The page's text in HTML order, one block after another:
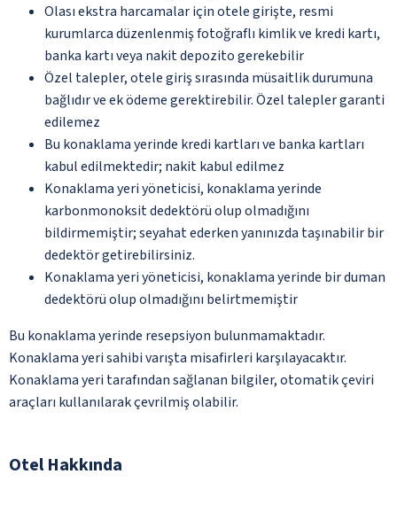
Olası ekstra harcamalar için otele girişte, resmi
kurumlarca düzenlenmiş fotoğraflı kimlik ve kredi kartı,
banka kartı veya nakit depozito gerekebilir
Özel talepler, otele giriş sırasında müsaitlik durumuna
bağlıdır ve ek ödeme gerektirebilir. Özel talepler garanti
edilemez
Bu konaklama yerinde kredi kartları ve banka kartları
kabul edilmektedir; nakit kabul edilmez
Konaklama yeri yöneticisi, konaklama yerinde
karbonmonoksit dedektörü olup olmadığını
bildirmemiştir; seyahat ederken yanınızda taşınabilir bir
dedektör getirebilirsiniz.
Konaklama yeri yöneticisi, konaklama yerinde bir duman
dedektörü olup olmadığını belirtmemiştir
Bu konaklama yerinde resepsiyon bulunmamaktadır.
Konaklama yeri sahibi varışta misafirleri karşılayacaktır.
Konaklama yeri tarafından sağlanan bilgiler, otomatik çeviri
araçları kullanılarak çevrilmiş olabilir.
Otel Hakkında